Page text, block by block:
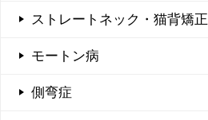
ストレートネック・猫背矯正
モートン病
側弯症